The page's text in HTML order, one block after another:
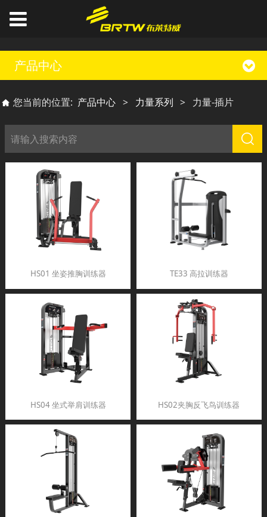
产品中心
您当前的位置: 产品中心 > 力量系列 > 力量-插片
HS01 坐姿推胸训练器 TE33 高拉训练器
HS04 坐式举肩训练器 HS02夹胸反飞鸟训练器